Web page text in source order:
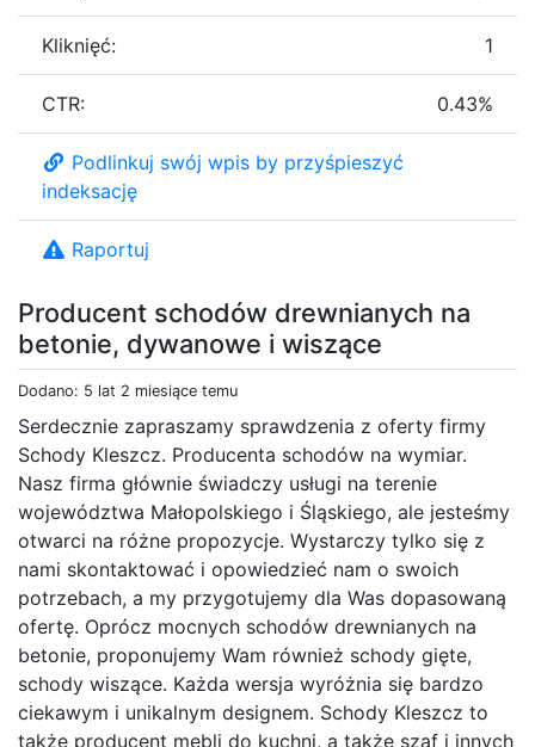
Producent schodów drewnianych na
betonie, dywanowe i wiszące
Dodano: 5 lat 2 miesiące temu
Serdecznie zapraszamy sprawdzenia z oferty firmy
Schody Kleszcz. Producenta schodów na wymiar.
Nasz firma głównie świadczy usługi na terenie
województwa Małopolskiego i Śląskiego, ale jesteśmy
otwarci na różne propozycje. Wystarczy tylko się z
nami skontaktować i opowiedzieć nam o swoich
potrzebach, a my przygotujemy dla Was dopasowaną
ofertę. Oprócz mocnych schodów drewnianych na
betonie, proponujemy Wam również schody gięte,
schody wiszące. Każda wersja wyróżnia się bardzo
ciekawym i unikalnym designem. Schody Kleszcz to
także producent mebli do kuchni, a także szaf i innych
Kliknięć: 1
CTR: 0.43%
Podlinkuj swój wpis by przyśpieszyć
indeksację
Raportuj